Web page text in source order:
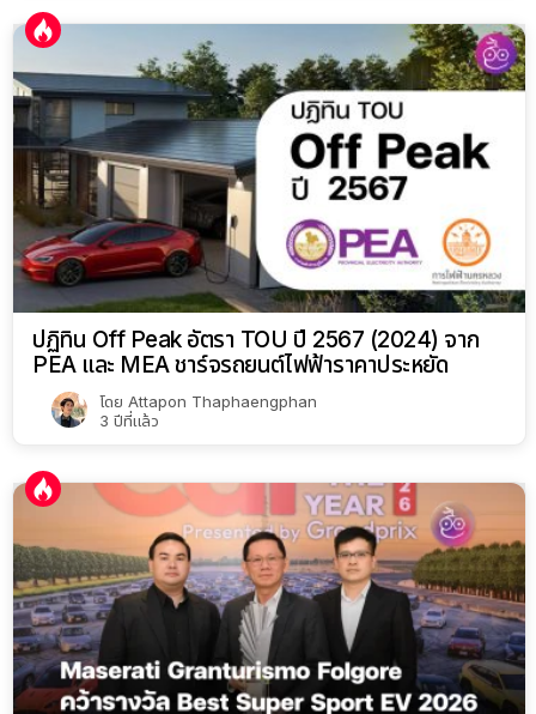
ปฏิทิน Off Peak อัตรา TOU ปี 2567 (2024) จาก
PEA และ MEA ชาร์จรถยนต์ไฟฟ้าราคาประหยัด
โดย Attapon Thaphaengphan
3 ปีที่แล้ว